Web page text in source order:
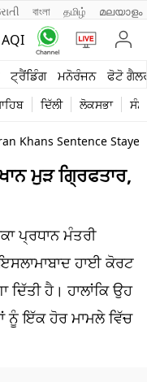
বাংলা தமிழ் മലയാളം
AQI
ਟ੍ਰੈਂਡਿੰਗ ਮਨੋਰੰਜਨ ਫੋਟੋ
ਦਿੱਲੀ ਲੋਕਸਭਾ
Khans Sentence
ਮੁੜ ਗ੍ਰਿਫਤਾਰ,
ਪ੍ਰਧਾਨ ਮੰਤਰੀ
ਹਾਈ ਕੋਰਟ
ਦਿੱਤੀ ਹੈ। ਹਾਲਾਂਕਿ ਉਹ
ਨੂੰ ਇੱਕ ਹੋਰ ਮਾਮਲੇ ਵਿੱਚ